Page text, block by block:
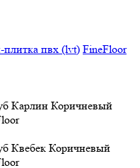
плитка пвх (lvt) FineFloor